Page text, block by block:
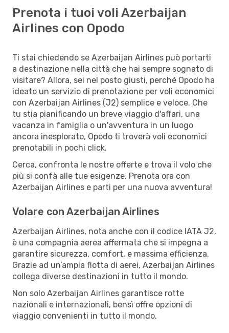
Prenota i tuoi voli Azerbaijan
Airlines con Opodo
Ti stai chiedendo se Azerbaijan Airlines può portarti
a destinazione nella città che hai sempre sognato di
visitare? Allora, sei nel posto giusti, perché Opodo ha
ideato un servizio di prenotazione per voli economici
con Azerbaijan Airlines (J2) semplice e veloce. Che
tu stia pianificando un breve viaggio d'affari, una
vacanza in famiglia o un'avventura in un luogo
ancora inesplorato, Opodo ti troverà voli economici
prenotabili in pochi click.
Cerca, confronta le nostre offerte e trova il volo che
più si confà alle tue esigenze. Prenota ora con
Azerbaijan Airlines e parti per una nuova avventura!
Volare con Azerbaijan Airlines
Azerbaijan Airlines, nota anche con il codice IATA J2,
è una compagnia aerea affermata che si impegna a
garantire sicurezza, comfort, e massima efficienza.
Grazie ad un’ampia flotta di aerei, Azerbaijan Airlines
collega diverse destinazioni in tutto il mondo.
Non solo Azerbaijan Airlines garantisce rotte
nazionali e internazionali, bensì offre opzioni di
viaggio convenienti in tutto il mondo.